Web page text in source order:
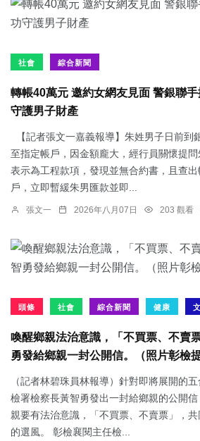
社會 綜合新聞
轉帳40萬元 邀約女網友見面 警銀聯
守護男子財產
【記者張文一嘉義報導】朱姓男子日前到
至指定帳戶，因金額龐大，經行員關懷提
表示為工程款項，發現並無合約書，且查
戶，立即暫緩朱男匯款並即...
張文一 2026年八月07日 203 觀看
頭條 社會 綜合新聞 健康
喚醒鄉親法治意識，「不買票、不賣
勇發給鄉親一封公開信。（照片彰檢提
（記者林碧珠員林報導）針對即將展開的
檢署檢察長黃智勇發出一封給鄉親的公開
親要有法治意識，「不買票、不賣票」，
的選風。 彰檢襄閱主任檢...